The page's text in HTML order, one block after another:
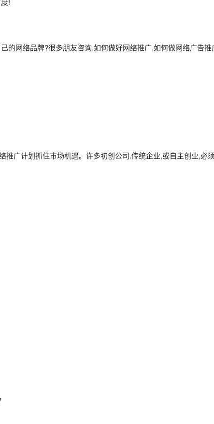
的网络品牌?很多朋友咨询,如何做好网络推广,如何做网络广告
广计划抓住市场机遇。许多初创公司.传统企业,或自主创业,必